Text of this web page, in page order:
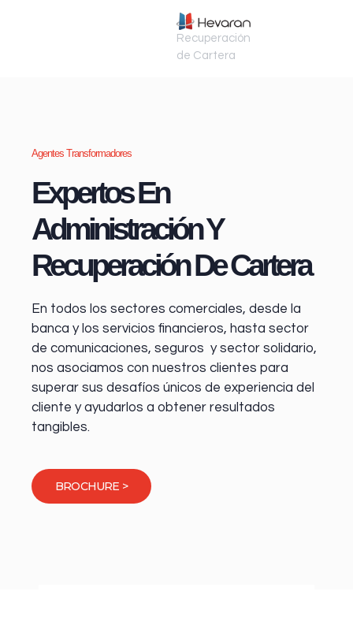
Recuperación
de Cartera
Agentes Transformadores
Expertos En
Administración Y
Recuperación De Cartera
En todos los sectores comerciales, desde la
banca y los servicios financieros, hasta sector
de comunicaciones, seguros y sector solidario,
nos asociamos con nuestros clientes para
superar sus desafíos únicos de experiencia del
cliente y ayudarlos a obtener resultados
tangibles.
BROCHURE >